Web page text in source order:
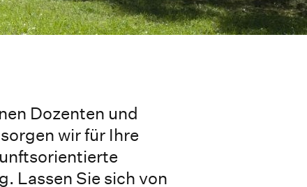
Dozenten und
wir für Ihre
Lassen Sie sich von